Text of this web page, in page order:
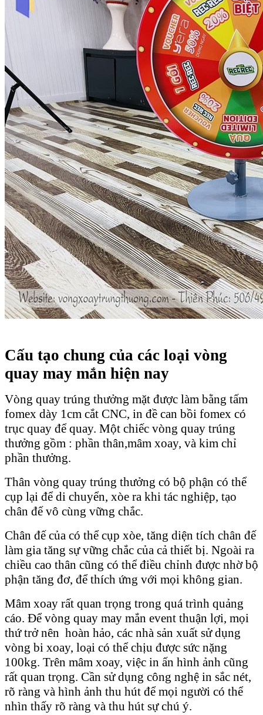
Cấu tạo chung của các loại vòng
quay may mắn hiện nay
Vòng quay trúng thưởng mặt được làm bằng tấm
fomex dày 1cm cắt CNC, in đề can bồi fomex có
trục quay để quay. Một chiếc vòng quay trúng
thưởng gồm : phần thân,mâm xoay, và kim chỉ
phần thưởng.
Thân vòng quay trúng thưởng có bộ phận có thể
cụp lại để di chuyển, xòe ra khi tác nghiệp, tạo
chân đế vô cùng vững chắc.
Chân đế của có thể cụp xòe, tăng diện tích chân đế
làm gia tăng sự vững chắc của cả thiết bị. Ngoài ra
chiều cao thân cũng có thể điều chỉnh được nhờ bộ
phận tăng đơ, để thích ứng với mọi không gian.
Mâm xoay rất quan trọng trong quá trình quảng
cáo. Để vòng quay may mắn event thuận lợi, mọi
thứ trở nên hoàn hảo, các nhà sản xuất sử dụng
vòng bi xoay, loại có thể chịu được sức nặng
100kg. Trên mâm xoay, việc in ấn hình ảnh cũng
rất quan trọng. Cần sử dụng công nghệ in sắc nét,
rõ ràng và hình ảnh thu hút để mọi người có thể
nhìn thấy rõ ràng và thu hút sự chú ý.